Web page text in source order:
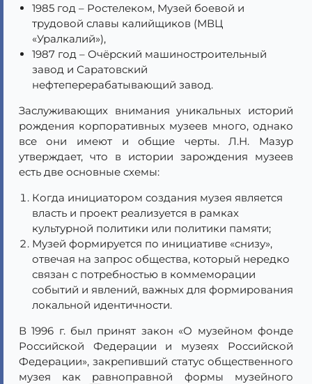
1985 год – Ростелеком, Музей боевой и
трудовой славы калийщиков (МВЦ
«Уралкалий»),
1987 год – Очёрский машиностроительный
завод и Саратовский
нефтеперерабатывающий завод.
Заслуживающих внимания уникальных историй
рождения корпоративных музеев много, однако
все они имеют и общие черты. Л.Н. Мазур
утверждает, что в истории зарождения музеев
есть две основные схемы:
Когда инициатором создания музея является
власть и проект реализуется в рамках
культурной политики или политики памяти;
Музей формируется по инициативе «снизу»,
отвечая на запрос общества, который нередко
связан с потребностью в коммеморации
событий и явлений, важных для формирования
локальной идентичности.
В 1996 г. был принят закон «О музейном фонде
Российской Федерации и музеях Российской
Федерации», закрепивший статус общественного
музея как равноправной формы музейного